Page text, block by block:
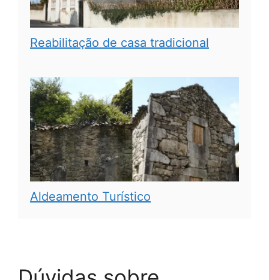
Reabilitação de casa tradicional
Aldeamento Turístico